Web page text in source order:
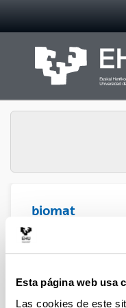
Esta página web usa
Las cookies de este
biomat